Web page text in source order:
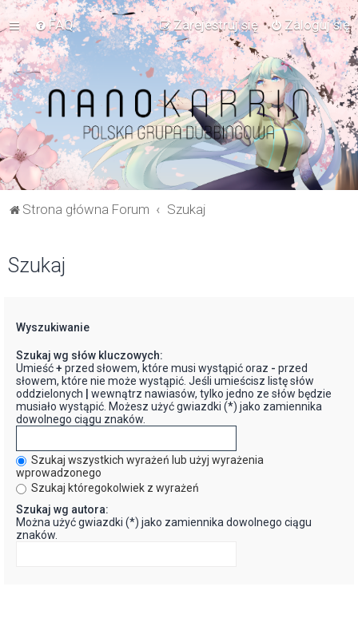
FAQ Zaloguj się
Zarejestruj się
Strona główna Forum Szukaj
Szukaj
Wyszukiwanie
Szukaj wg słów kluczowych:
Umieść+ przed słowem, które musi wystąpić oraz - przed
słowem, które nie może wystąpić. Jeśli umieścisz listę słów
oddzielonych
wewnątrz nawiasów, tylko jedno ze słów będzie
musiało wystąpić. Możesz użyć gwiazdki (*) jako zamiennika
dowolnego ciągu znaków.
Szukaj wszystkich wyrażeń lub użyj wyrażenia
wprowadzonego
Szukaj któregokolwiek z wyrażeń
Szukaj wg autora:
Można użyć gwiazdki (*) jako zamiennika dowolnego ciągu
znaków.